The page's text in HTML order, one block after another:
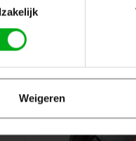
Weigeren